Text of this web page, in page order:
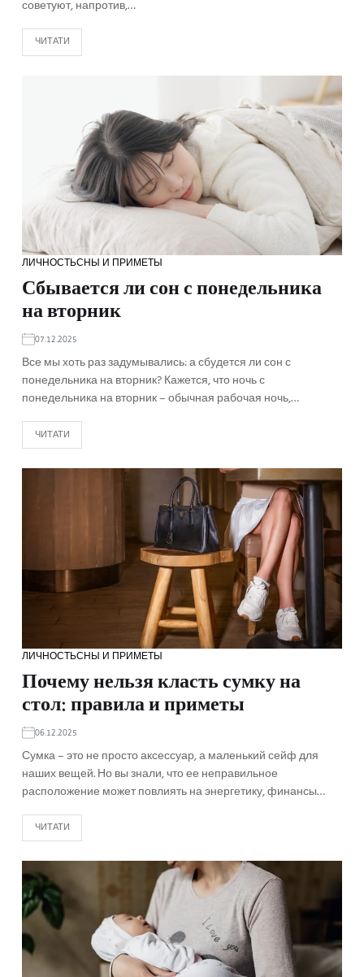
советуют, напротив,…
ЧИТАТИ
ЛИЧНОСТЬСНЫ И ПРИМЕТЫ
Сбывается ли сон с понедельника
на вторник
07.12.2025
Все мы хоть раз задумывались: а сбудется ли сон с
понедельника на вторник? Кажется, что ночь с
понедельника на вторник – обычная рабочая ночь,…
ЧИТАТИ
ЛИЧНОСТЬСНЫ И ПРИМЕТЫ
Почему нельзя класть сумку на
стол: правила и приметы
06.12.2025
Сумка – это не просто аксессуар, а маленький сейф для
наших вещей. Но вы знали, что ее неправильное
расположение может повлиять на энергетику, финансы…
ЧИТАТИ